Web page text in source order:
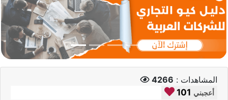
المشاهدات : 4266
101 أعجبني